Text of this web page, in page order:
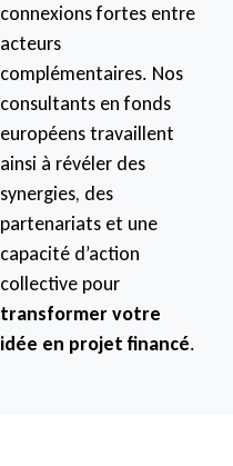
connexions fortes entre
acteurs
complémentaires. Nos
consultants en fonds
européens travaillent
ainsi à révéler des
synergies, des
partenariats et une
capacité d’action
collective pour
transformer votre
idée en projet financé.